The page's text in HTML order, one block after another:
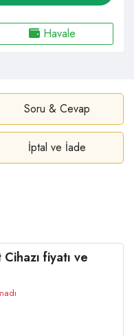
Havale
Soru & Cevap
İptal ve İade
fiyatı ve